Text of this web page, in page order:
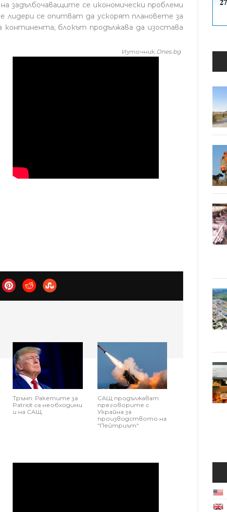
задълбочаващите се икономически проблеми
лидери се опитват да ускорят плановете за
блокът продължава да изостава
Източник:Dnes.bg
Тръмп: Ракетите за
Patriot са необходими
и на САЩ
САЩ продължават
преговорите с
Украйна за
производството на
"Пейтриът"